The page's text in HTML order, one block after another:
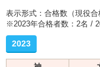
表示形式：合格数（現役合
※2023年合格者数：2名 /
2023